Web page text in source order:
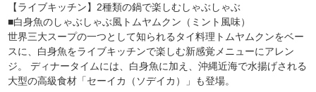
【ライブキッチン】2種類の鍋で楽しむしゃぶしゃぶ
■白身魚のしゃぶしゃぶ風トムヤムクン（ミント風味）
世界三大スープの一つとして知られるタイ料理トムヤムクンをベー
スに、白身魚をライブキッチンで楽しむ新感覚メニューにアレン
ジ。 ディナータイムには、白身魚に加え、沖縄近海で水揚げされる
大型の高級食材「セーイカ（ソデイカ）」も登場。